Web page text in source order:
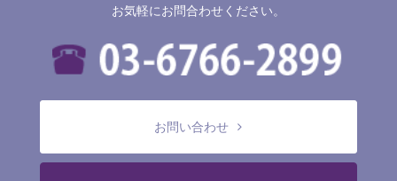
お気軽にお問合わせください。
お問い合わせ